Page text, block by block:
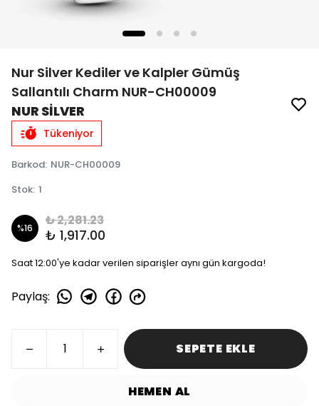
Nur Silver Kediler ve Kalpler Gümüş
Sallantılı Charm NUR-CH00009
NUR SİLVER
Tükeniyor
Barkod: NUR-CH00009
Stok: 1
%16 ₺ 2,281.23
₺ 1,917.00
Saat 12:00'ye kadar verilen siparişler aynı gün kargoda!
Paylaş:
SEPETE EKLE
HEMEN AL